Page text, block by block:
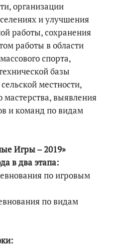
организации
и улучшения
работы, сохранения
работы в области
спорта,
базы
местности,
выявления
и команд по видам
Игры – 2019»
в два этапа:
по игровым
по видам